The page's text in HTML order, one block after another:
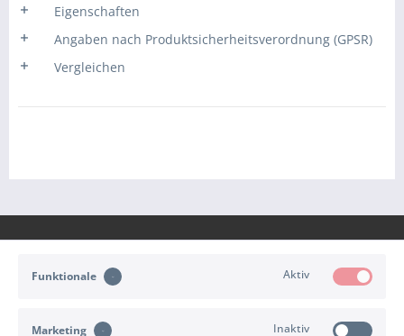
Eigenschaften
Angaben nach Produktsicherheitsverordnung (GPSR)
Vergleichen
Funktionale Aktiv
Marketing Inaktiv